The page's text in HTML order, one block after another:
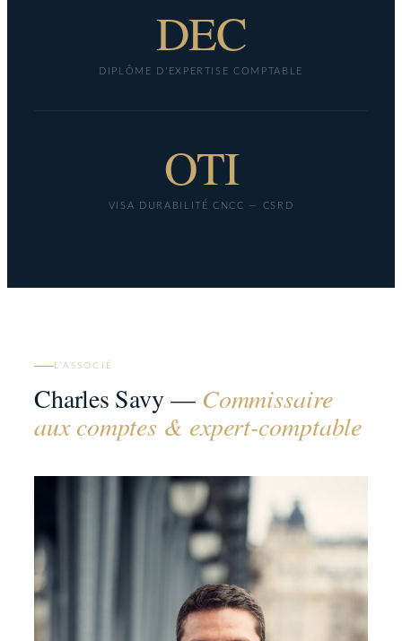
DEC
DIPLÔME D’EXPERTISE COMPTABLE
OTI
VISA DURABILITÉ CNCC — CSRD
L’ASSOCIÉ
Charles Savy — Commissaire
aux comptes & expert-comptable